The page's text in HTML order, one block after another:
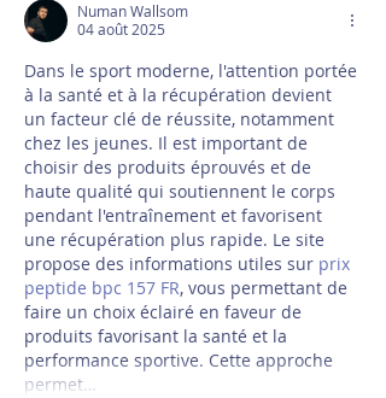
Numan Wallsom
04 août 2025
Dans le sport moderne, l'attention portée
à la santé et à la récupération devient
un facteur clé de réussite, notamment
chez les jeunes. Il est important de
choisir des produits éprouvés et de
haute qualité qui soutiennent le corps
pendant l'entraînement et favorisent
une récupération plus rapide. Le site
propose des informations utiles sur prix
peptide bpc 157 FR, vous permettant de
faire un choix éclairé en faveur de
produits favorisant la santé et la
performance sportive. Cette approche
permet…